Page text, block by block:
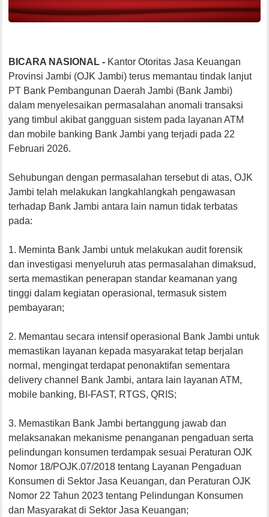
BICARA NASIONAL - Kantor Otoritas Jasa Keuangan
Provinsi Jambi (OJK Jambi) terus memantau tindak lanjut
PT Bank Pembangunan Daerah Jambi (Bank Jambi)
dalam menyelesaikan permasalahan anomali transaksi
yang timbul akibat gangguan sistem pada layanan ATM
dan mobile banking Bank Jambi yang terjadi pada 22
Februari 2026.
Sehubungan dengan permasalahan tersebut di atas, OJK
Jambi telah melakukan langkahlangkah pengawasan
terhadap Bank Jambi antara lain namun tidak terbatas
pada:
1. Meminta Bank Jambi untuk melakukan audit forensik
dan investigasi menyeluruh atas permasalahan dimaksud,
serta memastikan penerapan standar keamanan yang
tinggi dalam kegiatan operasional, termasuk sistem
pembayaran;
2. Memantau secara intensif operasional Bank Jambi untuk
memastikan layanan kepada masyarakat tetap berjalan
normal, mengingat terdapat penonaktifan sementara
delivery channel Bank Jambi, antara lain layanan ATM,
mobile banking, BI-FAST, RTGS, QRIS;
3. Memastikan Bank Jambi bertanggung jawab dan
melaksanakan mekanisme penanganan pengaduan serta
pelindungan konsumen terdampak sesuai Peraturan OJK
Nomor 18/POJK.07/2018 tentang Layanan Pengaduan
Konsumen di Sektor Jasa Keuangan, dan Peraturan OJK
Nomor 22 Tahun 2023 tentang Pelindungan Konsumen
dan Masyarakat di Sektor Jasa Keuangan;